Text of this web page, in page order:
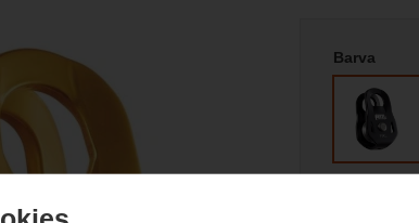
Barva